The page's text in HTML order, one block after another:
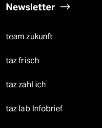
Newsletter
team zukunft
taz frisch
taz zahl ich
taz lab Infobrief